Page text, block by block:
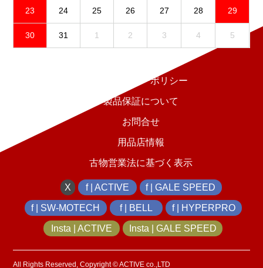
23 24 25 26 27 28 29
30 31 1 2 3 4 5
プライバシーポリシー
製品保証について
お問合せ
用品店情報
古物営業法に基づく表示
X f | ACTIVE f | GALE SPEED
f | SW-MOTECH f | BELL f | HYPERPRO
Insta | ACTIVE Insta | GALE SPEED
All Rights Reserved, Copyright © ACTIVE co.,LTD